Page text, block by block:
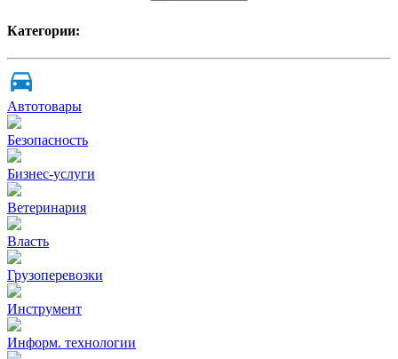
Категории:
Автотовары
Безопасность
Бизнес-услуги
Ветеринария
Власть
Грузоперевозки
Инструмент
Информ. технологии